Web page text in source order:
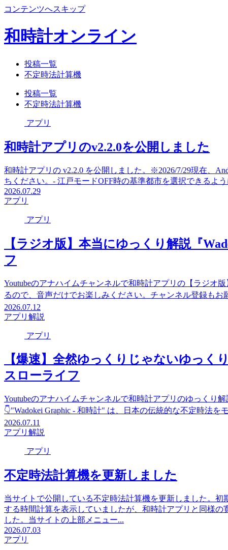
コンテンツへスキップ
和時計オンライン
投稿一覧
不定時法計算機
投稿一覧
不定時法計算機
アプリ
和時計アプリのv2.2.0を公開しました
和時計アプリの v2.2.0 を公開しました。※2026/7/29現在、
ちください。- 江戸モードOFF時の基準都市を選択できるよ
2026.07.29
アプリ
アプリ
【ラジオ版】本当にゆっくり解説『
フ
Youtubeのアナハイムチャンネルで和時計アプリの【ラジオ
るので、音声だけでお楽しみください。チャンネル登録もお
2026.07.12
アプリ 解説
アプリ
【爆速】全然ゆっくりじゃないゆっく
スローライフ
Youtubeのアナハイムチャンネルで和時計アプリのゆっくり
👇️"Wadokei Graphic - 和時計" は、日本の伝統的な不定時法
2026.07.11
アプリ 解説
アプリ
不定時法計算機を更新しました
当サイトで公開している不定時法計算機を更新しました。
する時間計算を表示していましたが、和時計アプリと同様
した。当サイトの上部メニュー...
2026.07.03
アプリ